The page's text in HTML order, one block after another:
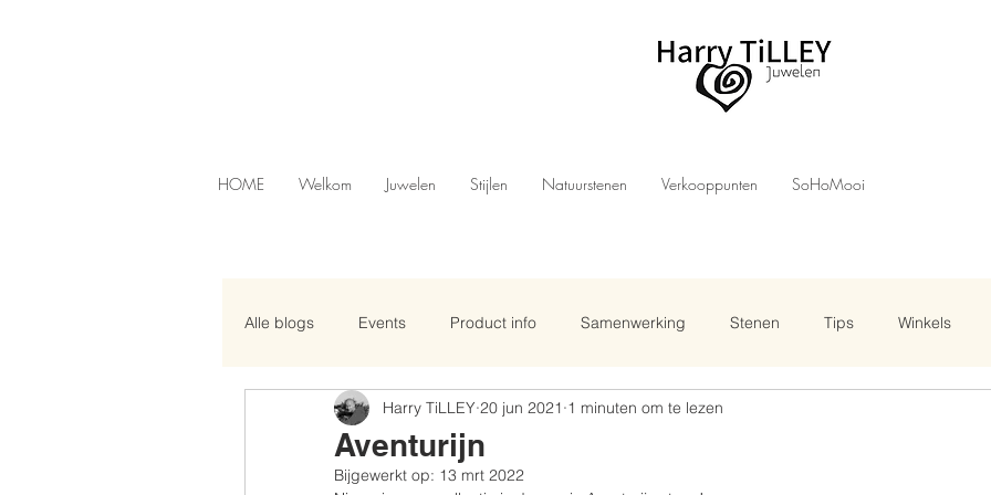
HOME Welkom Juwelen Stijlen Natuurstenen Verkooppunten SoHoMooi
Alle blogs Events Product info Samenwerking Stenen Tips Winkels
Aventurijn
Harry TiLLEY 20 jun 2021 1 minuten om te lezen
Bijgewerkt op: 13 mrt 2022